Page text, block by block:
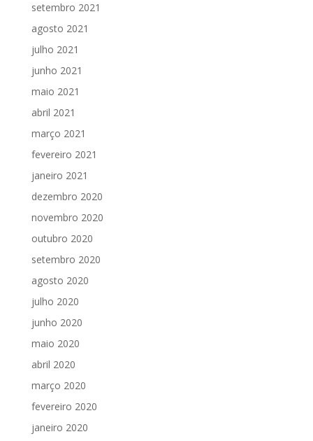
setembro 2021
agosto 2021
julho 2021
junho 2021
maio 2021
abril 2021
março 2021
fevereiro 2021
janeiro 2021
dezembro 2020
novembro 2020
outubro 2020
setembro 2020
agosto 2020
julho 2020
junho 2020
maio 2020
abril 2020
março 2020
fevereiro 2020
janeiro 2020